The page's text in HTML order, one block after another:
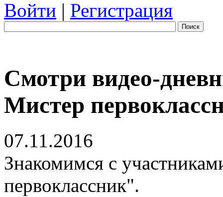
Войти | Регистрация
Поиск
Смотри видео-
Мистер
07.11.2016
Знакомимся с
первоклассник".